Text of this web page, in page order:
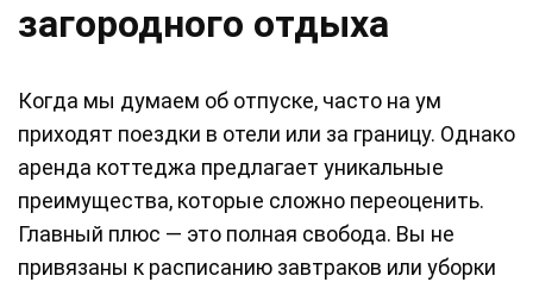
загородного отдыха
Когда мы думаем об отпуске, часто на ум
приходят поездки в отели или за границу. Однако
аренда коттеджа предлагает уникальные
преимущества, которые сложно переоценить.
Главный плюс — это полная свобода. Вы не
привязаны к расписанию завтраков или уборки